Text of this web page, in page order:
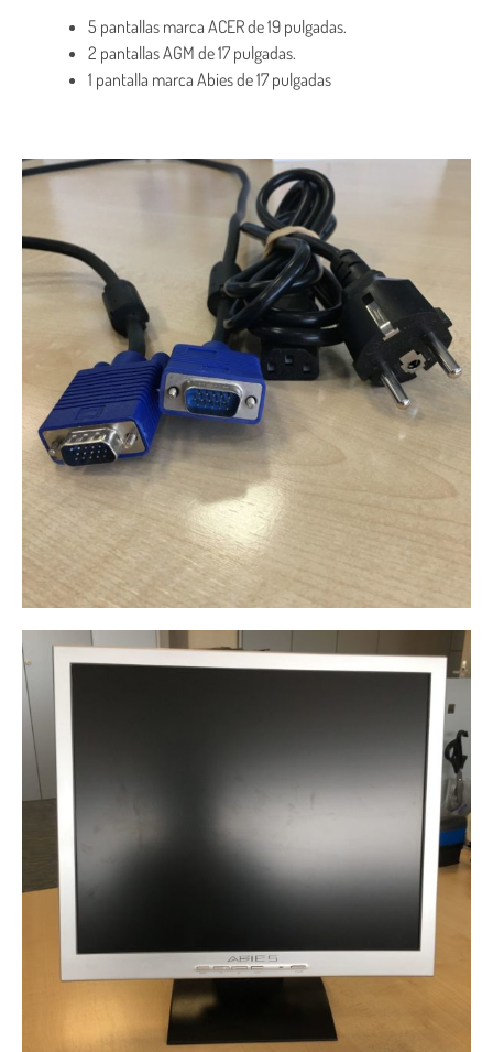
5 pantallas marca ACER de 19 pulgadas.
2 pantallas AGM de 17 pulgadas.
1 pantalla marca Abies de 17 pulgadas